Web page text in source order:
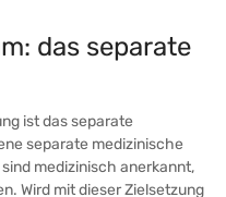
das separate
ist das separate
separate medizinische
medizinisch anerkannt,
Wird mit dieser Zielsetzung